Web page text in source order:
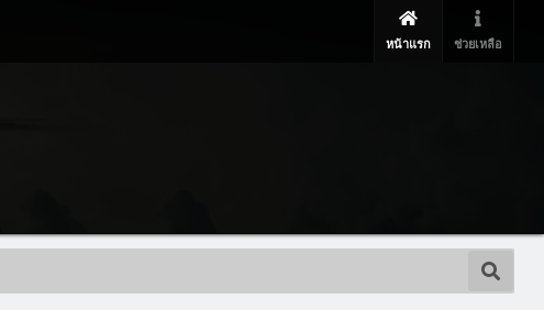
หน้าแรก ช่วยเหลือ